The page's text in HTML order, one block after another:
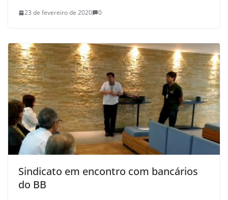
23 de fevereiro de 2020 0
Sindicato em encontro com bancários
do BB